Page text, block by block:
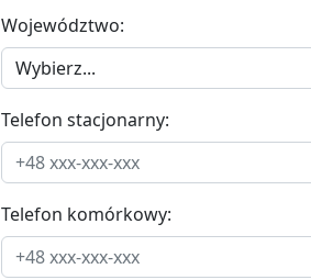
Województwo:
Telefon stacjonarny:
Telefon komórkowy: